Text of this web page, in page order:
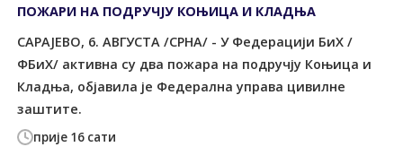
прије 16 сати
ПОЖАРИ НА ПОДРУЧЈУ КОЊИЦА И КЛАДЊА
САРАЈЕВО, 6. АВГУСТА /СРНА/ - У Федерацији БиХ /
ФБиХ/ активна су два пожара на подручју Коњица и
Кладња, објавила је Федерална управа цивилне
заштите.